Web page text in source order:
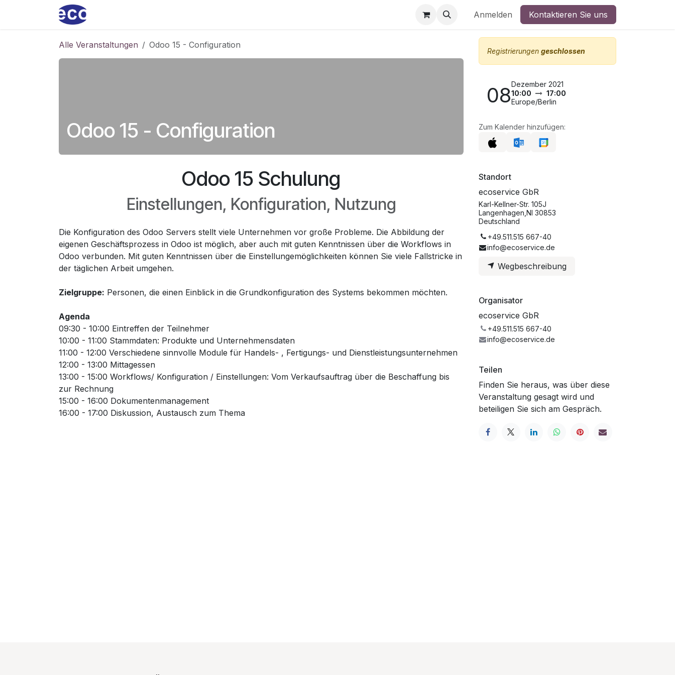
Zum Inhalt springen
Anmelden Kontaktieren Sie uns
Alle Veranstaltungen Odoo 15 - Configuration
Odoo 15 - Configuration
Odoo 15 Schulung
Einstellungen, Konfiguration, Nutzung
Die Konfiguration des Odoo Servers stellt viele Unternehmen vor große Probleme. Die Abbildung der
eigenen Geschäftsprozess in Odoo ist möglich, aber auch mit guten Kenntnissen über die Workflows in
Odoo verbunden. Mit guten Kenntnissen über die Einstellungemöglichkeiten können Sie viele Fallstricke in
der täglichen Arbeit umgehen.
Zielgruppe: Personen, die einen Einblick in die Grundkonfiguration des Systems bekommen möchten.
Agenda
09:30 - 10:00 Eintreffen der Teilnehmer
10:00 - 11:00 Stammdaten: Produkte und Unternehmensdaten
11:00 - 12:00 Verschiedene sinnvolle Module für Handels- , Fertigungs- und Dienstleistungsunternehmen
12:00 - 13:00 Mittagessen
13:00 - 15:00 Workflows/ Konfiguration / Einstellungen: Vom Verkaufsauftrag über die Beschaffung bis
zur Rechnung
15:00 - 16:00 Dokumentenmanagement
16:00 - 17:00 Diskussion, Austausch zum Thema
Registrierungen geschlossen
08Dezember 2021
10:00
17:00
Europe/Berlin
Zum Kalender hinzufügen:
Standort
ecoservice GbR
Karl-Kellner-Str. 105J
Langenhagen,NI 30853
Deutschland
+49.511.515 667-40
info@ecoservice.de
Wegbeschreibung
Organisator
ecoservice GbR
+49.511.515 667-40
info@ecoservice.de
Teilen
Finden Sie heraus, was über diese
Veranstaltung gesagt wird und
beteiligen Sie sich am Gespräch.